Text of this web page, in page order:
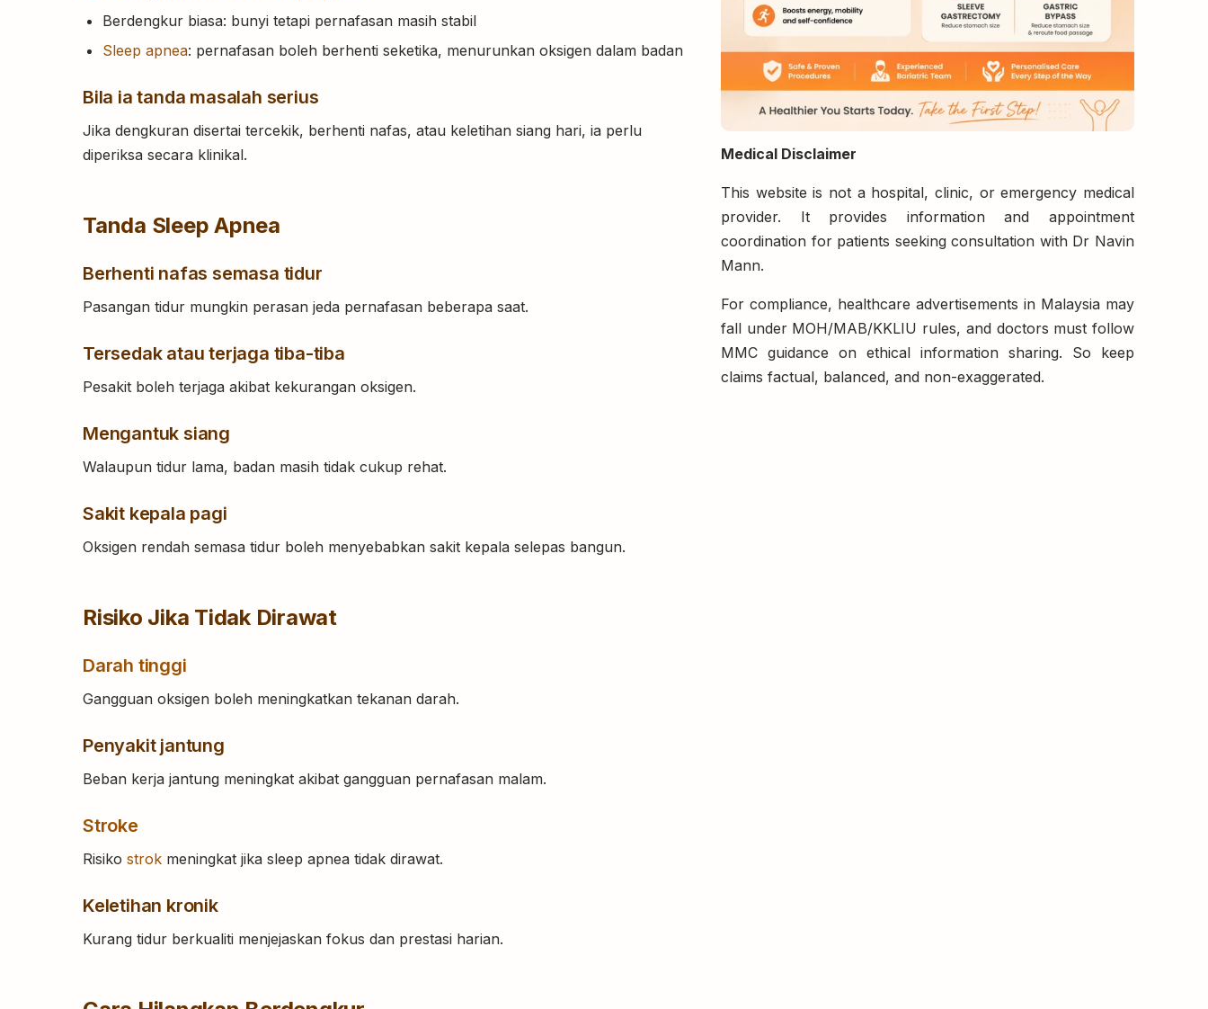
Medical Disclaimer
This website is not a hospital, clinic, or emergency medical
provider. It provides information and appointment
coordination for patients seeking consultation with Dr Navin
Mann.
For compliance, healthcare advertisements in Malaysia may
fall under MOH/MAB/KKLIU rules, and doctors must follow
MMC guidance on ethical information sharing. So keep
claims factual, balanced, and non-exaggerated.
Berdengkur biasa: bunyi tetapi pernafasan masih stabil
Sleep apnea: pernafasan boleh berhenti seketika, menurunkan oksigen dalam badan
Bila ia tanda masalah serius
Jika dengkuran disertai tercekik, berhenti nafas, atau keletihan siang hari, ia perlu
diperiksa secara klinikal.
Tanda Sleep Apnea
Berhenti nafas semasa tidur
Pasangan tidur mungkin perasan jeda pernafasan beberapa saat.
Tersedak atau terjaga tiba-tiba
Pesakit boleh terjaga akibat kekurangan oksigen.
Mengantuk siang
Walaupun tidur lama, badan masih tidak cukup rehat.
Sakit kepala pagi
Oksigen rendah semasa tidur boleh menyebabkan sakit kepala selepas bangun.
Risiko Jika Tidak Dirawat
Darah tinggi
Gangguan oksigen boleh meningkatkan tekanan darah.
Penyakit jantung
Beban kerja jantung meningkat akibat gangguan pernafasan malam.
Stroke
Risiko strok meningkat jika sleep apnea tidak dirawat.
Keletihan kronik
Kurang tidur berkualiti menjejaskan fokus dan prestasi harian.